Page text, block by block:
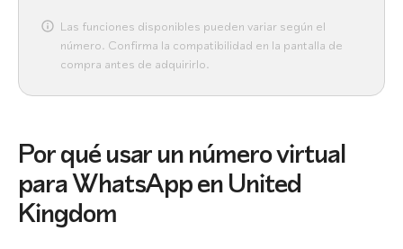
Las funciones disponibles pueden variar según el
número. Confirma la compatibilidad en la pantalla de
compra antes de adquirirlo.
Por qué usar un número virtual
para WhatsApp en United
Kingdom